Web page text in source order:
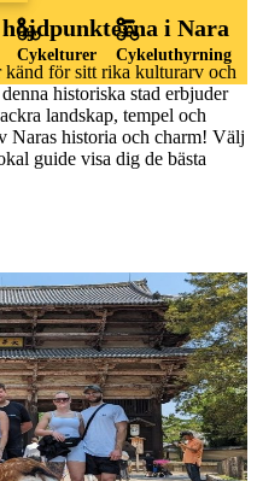
Cykelturer Cykeluthyrning
höjdpunkterna i Nara
känd för sitt rika kulturarv och
historiska stad erbjuder
landskap, tempel och
Naras historia och charm! Välj
guide visa dig de bästa